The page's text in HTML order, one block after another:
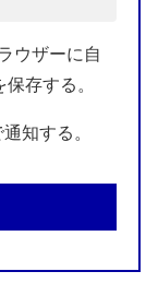
ウザーに自
存する。
知する。